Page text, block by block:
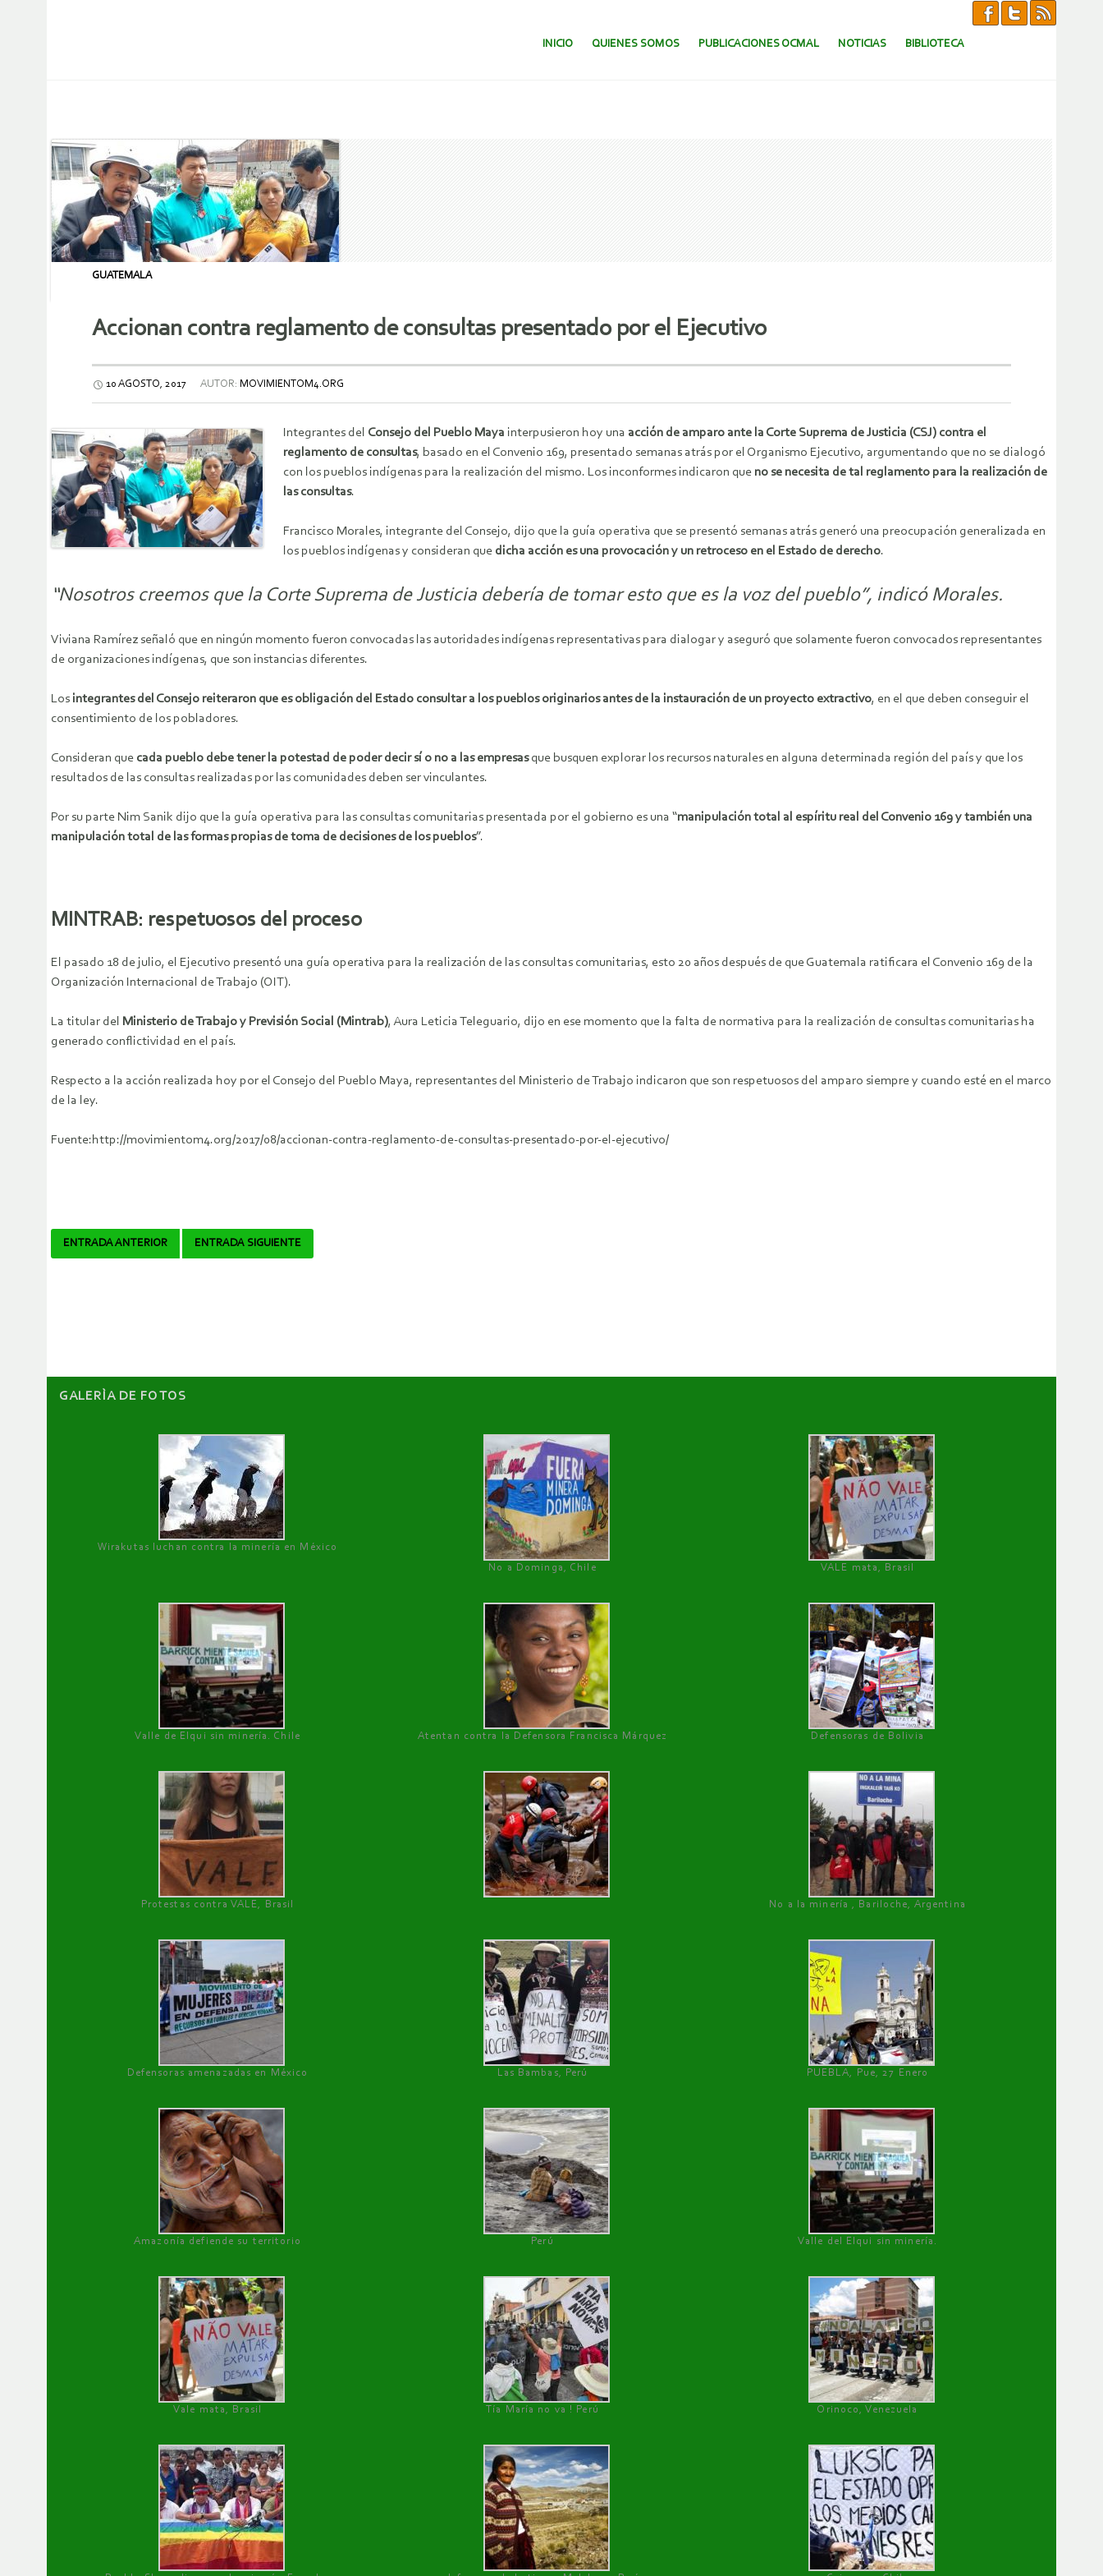
SALTAR AL CONTENIDO.
INICIO QUIENES SOMOS PUBLICACIONES OCMAL NOTICIAS BIBLIOTECA
GUATEMALA
Accionan contra reglamento de consultas presentado por el Ejecutivo
10 AGOSTO, 2017 AUTOR: MOVIMIENTOM4.ORG
Integrantes del Consejo del Pueblo Maya interpusieron hoy una acción de amparo ante la Corte Suprema de Justicia (CSJ) contra el
reglamento de consultas, basado en el Convenio 169, presentado semanas atrás por el Organismo Ejecutivo, argumentando que no se dialogó
con los pueblos indígenas para la realización del mismo. Los inconformes indicaron que no se necesita de tal reglamento para la realización de
las consultas.
Francisco Morales, integrante del Consejo, dijo que la guía operativa que se presentó semanas atrás generó una preocupación generalizada en
los pueblos indígenas y consideran que dicha acción es una provocación y un retroceso en el Estado de derecho.
“Nosotros creemos que la Corte Suprema de Justicia debería de tomar esto que es la voz del pueblo”, indicó Morales.
Viviana Ramírez señaló que en ningún momento fueron convocadas las autoridades indígenas representativas para dialogar y aseguró que solamente fueron convocados representantes
de organizaciones indígenas, que son instancias diferentes.
Los integrantes del Consejo reiteraron que es obligación del Estado consultar a los pueblos originarios antes de la instauración de un proyecto extractivo, en el que deben conseguir el
consentimiento de los pobladores.
Consideran que cada pueblo debe tener la potestad de poder decir sí o no a las empresasque busquen explorar los recursos naturales en alguna determinada región del país y que los
resultados de las consultas realizadas por las comunidades deben ser vinculantes.
Por su parte Nim Sanik dijo que la guía operativa para las consultas comunitarias presentada por el gobierno es una “manipulación total al espíritu real del Convenio 169 y también una
manipulación total de las formas propias de toma de decisiones de los pueblos”.
MINTRAB: respetuosos del proceso
El pasado 18 de julio, el Ejecutivo presentó una guía operativa para la realización de las consultas comunitarias, esto 20 años después de que Guatemala ratificara el Convenio 169 de la
Organización Internacional de Trabajo (OIT).
La titular del Ministerio de Trabajo y Previsión Social (Mintrab), Aura Leticia Teleguario, dijo en ese momento que la falta de normativa para la realización de consultas comunitarias ha
generado conflictividad en el país.
Respecto a la acción realizada hoy por el Consejo del Pueblo Maya, representantes del Ministerio de Trabajo indicaron que son respetuosos del amparo siempre y cuando esté en el marco
de la ley.
Fuente:http://movimientom4.org/2017/08/accionan-contra-reglamento-de-consultas-presentado-por-el-ejecutivo/
Navegador
ENTRADA ANTERIOR ENTRADA SIGUIENTE
GALERÌA DE FOTOS
Wirakutas luchan contra la minería en México
No a Dominga, Chile
VALE mata, Brasil
Valle de Elqui sin minería. Chile Atentan contra la Defensora Francisca Márquez Defensoras de Bolivia
Protestas contra VALE, Brasil No a la minería , Bariloche, Argentina
Defensoras amenazadas en México Las Bambas, Perú PUEBLA, Pue, 27 Enero
Amazonía defiende su territorio Perú Valle del Elqui sin minería.
Vale mata, Brasil Tía María no va ! Perú Orinoco, Venezuela